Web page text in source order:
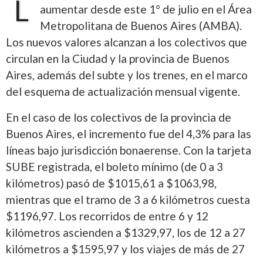
L
aumentar desde este 1° de julio en el Área
Metropolitana de Buenos Aires (AMBA).
Los nuevos valores alcanzan a los colectivos que
circulan en la Ciudad y la provincia de Buenos
Aires, además del subte y los trenes, en el marco
del esquema de actualización mensual vigente.
En el caso de los colectivos de la provincia de
Buenos Aires, el incremento fue del 4,3% para las
líneas bajo jurisdicción bonaerense. Con la tarjeta
SUBE registrada, el boleto mínimo (de 0 a 3
kilómetros) pasó de $1015,61 a $1063,98,
mientras que el tramo de 3 a 6 kilómetros cuesta
$1196,97. Los recorridos de entre 6 y 12
kilómetros ascienden a $1329,97, los de 12 a 27
kilómetros a $1595,97 y los viajes de más de 27